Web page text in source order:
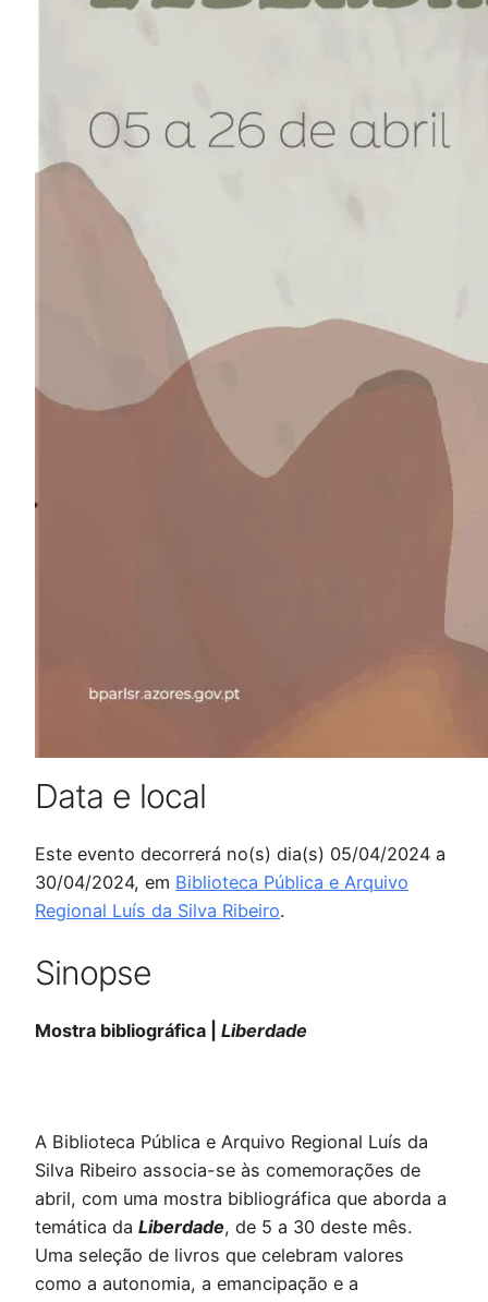
Data e local
Este evento decorrerá no(s) dia(s) 05/04/2024 a
30/04/2024, em Biblioteca Pública e Arquivo
Regional Luís da Silva Ribeiro.
Sinopse
Mostra bibliográfica | Liberdade
A Biblioteca Pública e Arquivo Regional Luís da
Silva Ribeiro associa-se às comemorações de
abril, com uma mostra bibliográfica que aborda a
temática da Liberdade, de 5 a 30 deste mês.
Uma seleção de livros que celebram valores
como a autonomia, a emancipação e a